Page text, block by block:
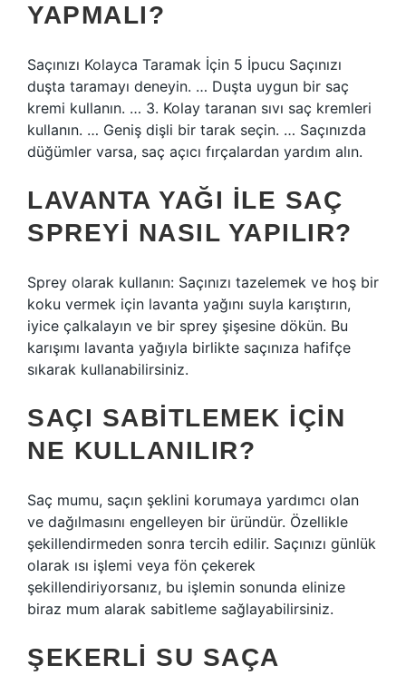
YAPMALI?
Saçınızı Kolayca Taramak İçin 5 İpucu Saçınızı
duşta taramayı deneyin. … Duşta uygun bir saç
kremi kullanın. … 3. Kolay taranan sıvı saç kremleri
kullanın. … Geniş dişli bir tarak seçin. … Saçınızda
düğümler varsa, saç açıcı fırçalardan yardım alın.
LAVANTA YAĞI ILE SAÇ
SPREYI NASIL YAPILIR?
Sprey olarak kullanın: Saçınızı tazelemek ve hoş bir
koku vermek için lavanta yağını suyla karıştırın,
iyice çalkalayın ve bir sprey şişesine dökün. Bu
karışımı lavanta yağıyla birlikte saçınıza hafifçe
sıkarak kullanabilirsiniz.
SAÇI SABITLEMEK IÇIN
NE KULLANILIR?
Saç mumu, saçın şeklini korumaya yardımcı olan
ve dağılmasını engelleyen bir üründür. Özellikle
şekillendirmeden sonra tercih edilir. Saçınızı günlük
olarak ısı işlemi veya fön çekerek
şekillendiriyorsanız, bu işlemin sonunda elinize
biraz mum alarak sabitleme sağlayabilirsiniz.
ŞEKERLI SU SAÇA